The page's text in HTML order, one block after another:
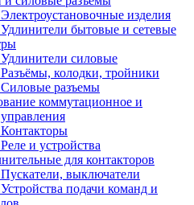
изделия
бытовые и сетевые
силовые
колодки, тройники
разъемы
коммутационное и
и устройства
для контакторов
выключатели
подачи команд и